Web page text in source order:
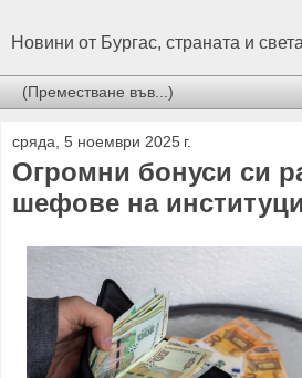
Новини от Бургас, страната и
сряда, 5 ноември 2025 г.
Огромни бонуси си
шефове на